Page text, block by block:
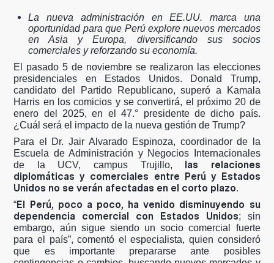
La nueva administración en EE.UU. marca una
oportunidad para que Perú explore nuevos mercados
en Asia y Europa, diversificando sus socios
comerciales y reforzando su economía.
El pasado 5 de noviembre se realizaron las elecciones
presidenciales en Estados Unidos. Donald Trump,
candidato del Partido Republicano, superó a Kamala
Harris en los comicios y se convertirá, el próximo 20 de
enero del 2025, en el 47.° presidente de dicho país.
¿Cuál será el impacto de la nueva gestión de Trump?
Para el Dr. Jair Alvarado Espinoza, coordinador de la
Escuela de Administración y Negocios Internacionales
de la UCV, campus Trujillo, las relaciones
diplomáticas y comerciales entre Perú y Estados
Unidos no se verán afectadas en el corto plazo.
“El Perú, poco a poco, ha venido disminuyendo su
dependencia comercial con Estados Unidos; sin
embargo, aún sigue siendo un socio comercial fuerte
para el país”, comentó el especialista, quien consideró
que es importante prepararse ante posibles